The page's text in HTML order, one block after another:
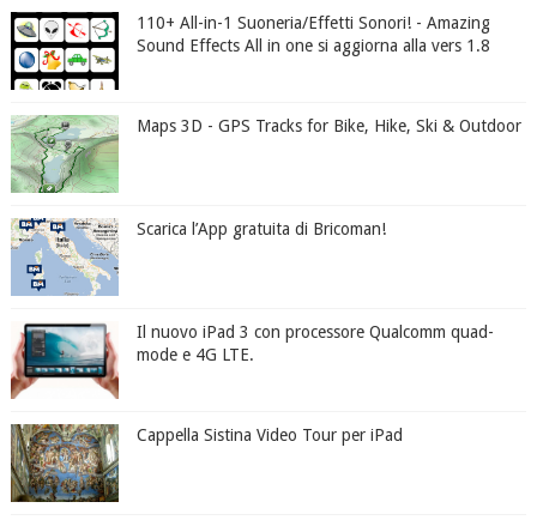
110+ All-in-1 Suoneria/Effetti Sonori! - Amazing
Sound Effects All in one si aggiorna alla vers 1.8
Maps 3D - GPS Tracks for Bike, Hike, Ski & Outdoor
Scarica l’App gratuita di Bricoman!
Il nuovo iPad 3 con processore Qualcomm quad-
mode e 4G LTE.
Cappella Sistina Video Tour per iPad